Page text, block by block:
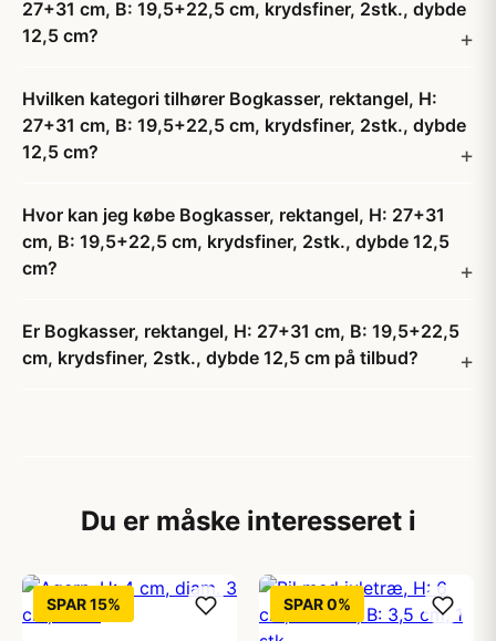
27+31 cm, B: 19,5+22,5 cm, krydsfiner, 2stk., dybde
12,5 cm?
Hvilken kategori tilhører Bogkasser, rektangel, H:
27+31 cm, B: 19,5+22,5 cm, krydsfiner, 2stk., dybde
12,5 cm?
Hvor kan jeg købe Bogkasser, rektangel, H: 27+31
cm, B: 19,5+22,5 cm, krydsfiner, 2stk., dybde 12,5
cm?
Er Bogkasser, rektangel, H: 27+31 cm, B: 19,5+22,5
cm, krydsfiner, 2stk., dybde 12,5 cm på tilbud?
Du er måske interesseret i
SPAR 15% SPAR 0%